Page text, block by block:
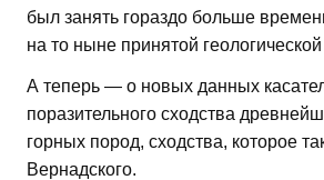
был занять гораздо больше
на то ныне принятой
А теперь — о новых данных
поразительного сходства
горных пород, сходства, которое
Вернадского.